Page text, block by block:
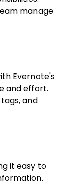
manage
Evernote's
and effort.
and
it easy to